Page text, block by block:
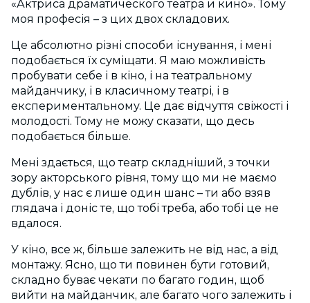
«Актриса драматического театра и кино». Тому
моя професія – з цих двох складових.
Це абсолютно різні способи існування, і мені
подобається їх суміщати. Я маю можливість
пробувати себе і в кіно, і на театральному
майданчику, і в класичному театрі, і в
експериментальному. Це дає відчуття свіжості і
молодості. Тому не можу сказати, що десь
подобається більше.
Мені здається, що театр складніший, з точки
зору акторського рівня, тому що ми не маємо
дублів, у нас є лише один шанс – ти або взяв
глядача і доніс те, що тобі треба, або тобі це не
вдалося.
У кіно, все ж, більше залежить не від нас, а від
монтажу. Ясно, що ти повинен бути готовий,
складно буває чекати по багато годин, щоб
вийти на майданчик, але багато чого залежить і